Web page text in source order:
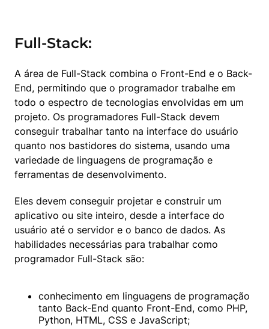
Full-Stack:
A área de Full-Stack combina o Front-End e o Back-
End, permitindo que o programador trabalhe em
todo o espectro de tecnologias envolvidas em um
projeto. Os programadores Full-Stack devem
conseguir trabalhar tanto na interface do usuário
quanto nos bastidores do sistema, usando uma
variedade de linguagens de programação e
ferramentas de desenvolvimento.
Eles devem conseguir projetar e construir um
aplicativo ou site inteiro, desde a interface do
usuário até o servidor e o banco de dados. As
habilidades necessárias para trabalhar como
programador Full-Stack são:
conhecimento em linguagens de programação
tanto Back-End quanto Front-End, como PHP,
Python, HTML, CSS e JavaScript;